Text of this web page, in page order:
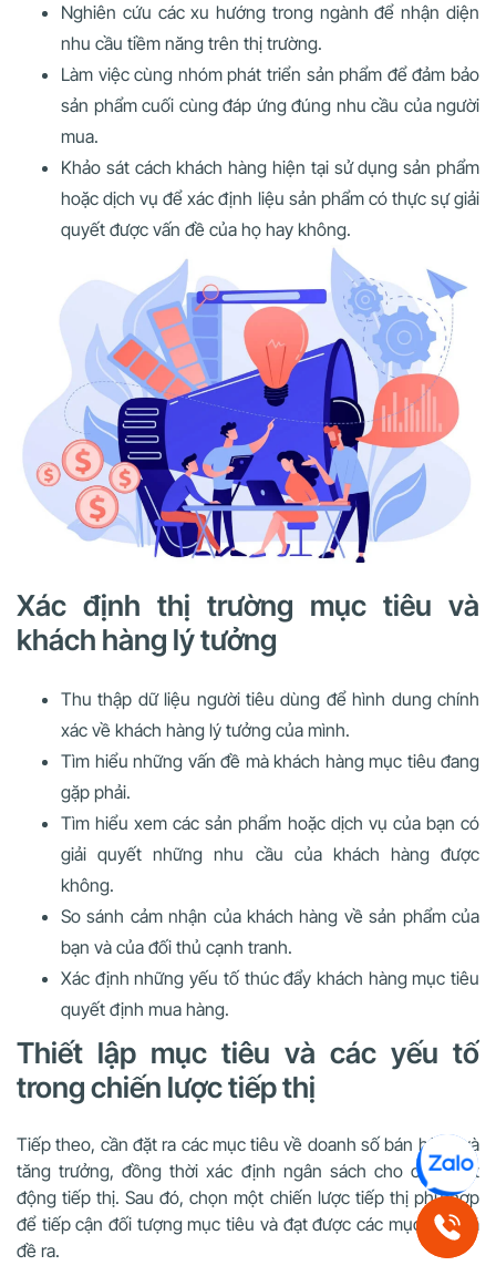
Nghiên cứu các xu hướng trong ngành để nhận diện
nhu cầu tiềm năng trên thị trường.
Làm việc cùng nhóm phát triển sản phẩm để đảm bảo
sản phẩm cuối cùng đáp ứng đúng nhu cầu của người
mua.
Khảo sát cách khách hàng hiện tại sử dụng sản phẩm
hoặc dịch vụ để xác định liệu sản phẩm có thực sự giải
quyết được vấn đề của họ hay không.
Xác định thị trường mục tiêu và
khách hàng lý tưởng
Thu thập dữ liệu người tiêu dùng để hình dung chính
xác về khách hàng lý tưởng của mình.
Tìm hiểu những vấn đề mà khách hàng mục tiêu đang
gặp phải.
Tìm hiểu xem các sản phẩm hoặc dịch vụ của bạn có
giải quyết những nhu cầu của khách hàng được
không.
So sánh cảm nhận của khách hàng về sản phẩm của
bạn và của đối thủ cạnh tranh.
Xác định những yếu tố thúc đẩy khách hàng mục tiêu
quyết định mua hàng.
Thiết lập mục tiêu và các yếu tố
trong chiến lược tiếp thị
Tiếp theo, cần đặt ra các mục tiêu về doanh số bán hàng và
tăng trưởng, đồng thời xác định ngân sách cho các hoạt
động tiếp thị. Sau đó, chọn một chiến lược tiếp thị phù hợp
để tiếp cận đối tượng mục tiêu và đạt được các mục tiêu đã
đề ra.